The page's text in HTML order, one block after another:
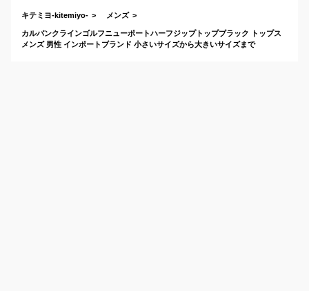
キテミヨ-kitemiyo- メンズ
カルバンクラインゴルフニューポートハーフジップトップブラック トップス
メンズ 男性 インポートブランド 小さいサイズから大きいサイズまで